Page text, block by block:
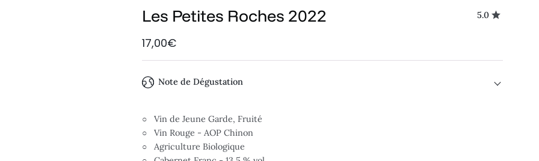
Les Petites Roches 2022 5.0
17,00€
Note de Dégustation
○ Vin de Jeune Garde, Fruité
○ Vin Rouge - AOP Chinon
○ Agriculture Biologique